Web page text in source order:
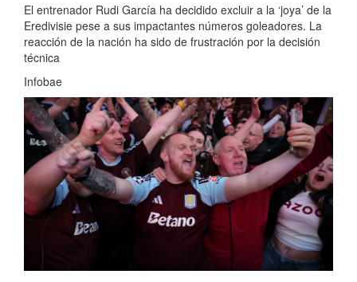
El entrenador Rudi García ha decidido excluir a la ‘joya’ de la
Eredivisie pese a sus impactantes números goleadores. La
reacción de la nación ha sido de frustración por la decisión
técnica
Infobae